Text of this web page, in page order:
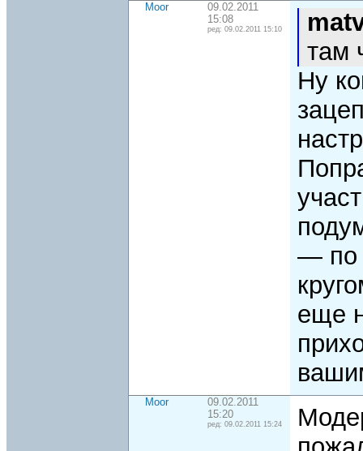
Moor
09.02.2011
15:08
ред: 09.02.2011 15:10
там
Ну
— по
еще
Moor
09.02.2011
15:20
ред: 09.02.2011 15:24